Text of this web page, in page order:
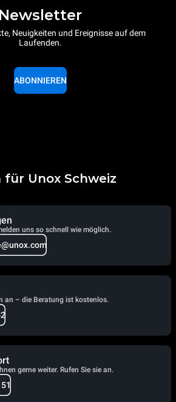
Newsletter
Neuigkeiten und Ereignisse auf dem
Laufenden.
ABONNIEREN
Unox Schweiz
uns so schnell wie möglich.
an – die Beratung ist kostenlos.
gerne weiter. Rufen Sie sie an.